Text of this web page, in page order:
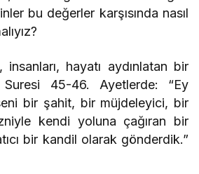
bu değerler karşısında nasıl
insanları, hayatı aydınlatan bir
45-46. Ayetlerde: “Ey
bir şahit, bir müjdeleyici, bir
izniyle kendi yoluna çağıran bir
bir kandil olarak gönderdik.”